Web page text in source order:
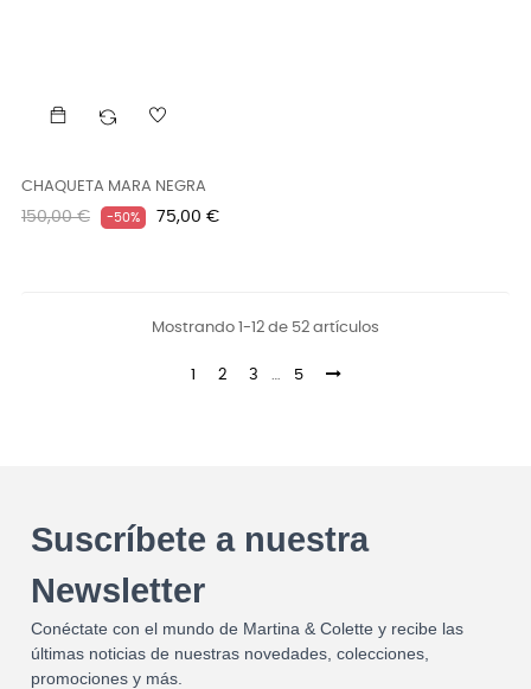
CHAQUETA MARA NEGRA
Precio
150,00 € -50% Precio
75,00 €
Mostrando 1-12 de 52 artículos
1 2 3 … 5
Suscríbete a nuestra
Newsletter
Conéctate con el mundo de Martina & Colette y recibe las
últimas noticias de nuestras novedades, colecciones,
promociones y más.